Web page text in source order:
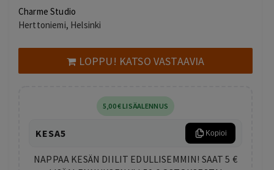
Charme Studio
Herttoniemi, Helsinki
LOPPU! KATSO VASTAAVIA
5,00€LISÄALENNUS
KESA5 Kopioi
NAPPAA KESÄN DIILIT EDULLISEMMIN! SAAT 5 €